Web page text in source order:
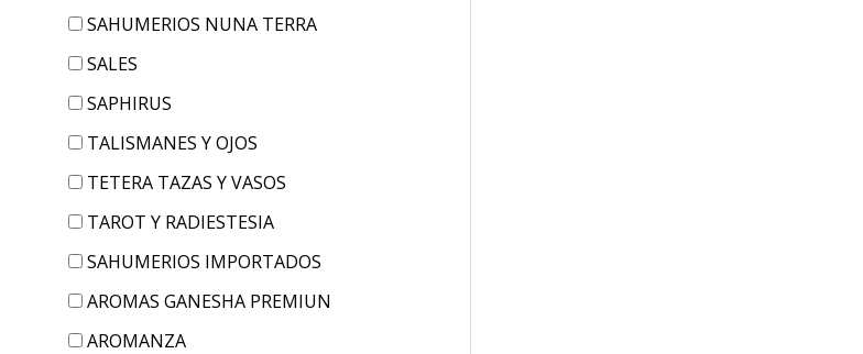
SAHUMERIOS NUNA TERRA
SALES
SAPHIRUS
TALISMANES Y OJOS
TETERA TAZAS Y VASOS
TAROT Y RADIESTESIA
SAHUMERIOS IMPORTADOS
AROMAS GANESHA PREMIUN
AROMANZA